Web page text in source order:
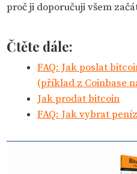
proč ji doporučuji všem
Čtěte dále:
FAQ: Jak poslat
(příklad z Coinbase
Jak prodat bitcoin
FAQ: Jak vybrat